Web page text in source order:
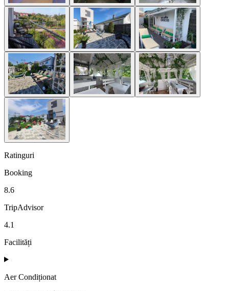
Ratinguri
Booking
8.6
TripAdvisor
4.1
Facilități
Aer Condiționat